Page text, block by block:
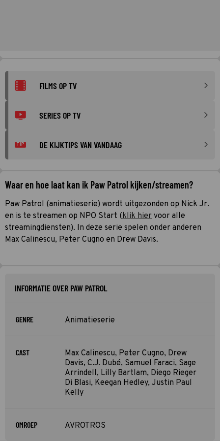
FILMS OP TV
SERIES OP TV
TIP DE KIJKTIPS VAN VANDAAG
Waar en hoe laat kan ik Paw Patrol kijken/streamen?
Paw Patrol (animatieserie) wordt uitgezonden op Nick Jr.
en is te streamen op NPO Start (klik hier voor alle
streamingdiensten). In deze serie spelen onder anderen
Max Calinescu, Peter Cugno en Drew Davis.
INFORMATIE OVER PAW PATROL
GENRE Animatieserie
CAST
Max Calinescu, Peter Cugno, Drew
Davis, C.J. Dubé, Samuel Faraci, Sage
Arrindell, Lilly Bartlam, Diego Rieger
Di Blasi, Keegan Hedley, Justin Paul
Kelly
OMROEP AVROTROS